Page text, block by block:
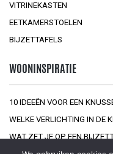
VITRINEKASTEN
EETKAMERSTOELEN
BIJZETTAFELS
WOONINSPIRATIE
10 IDEEËN VOOR EEN
WELKE VERLICHTING IN DE
WAT ZET JE OP EEN